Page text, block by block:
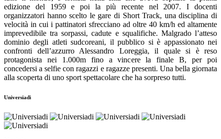
edizione del 1959 e poi la più recente nel 2007. I docenti
organizzatori hanno scelto le gare di Short Track, una disciplina di
velocità in cui i pattinatori sfrecciano ad oltre 40 km/h ed altamente
imprevedibile tra sorpassi, cadute e squalifiche. Malgrado l’atteso
dominio degli atleti sudcoreani, il pubblico si è appassionato nei
confronti dell’azzurro Alessandro Loreggia, il quale si è reso
protagonista nei 1.000m fino a vincere la finale B, per poi
concedersi a selfie con ragazzi e ragazze presenti. Una bella giornata
alla scoperta di uno sport spettacolare che ha sorpreso tutti.
Universiadi